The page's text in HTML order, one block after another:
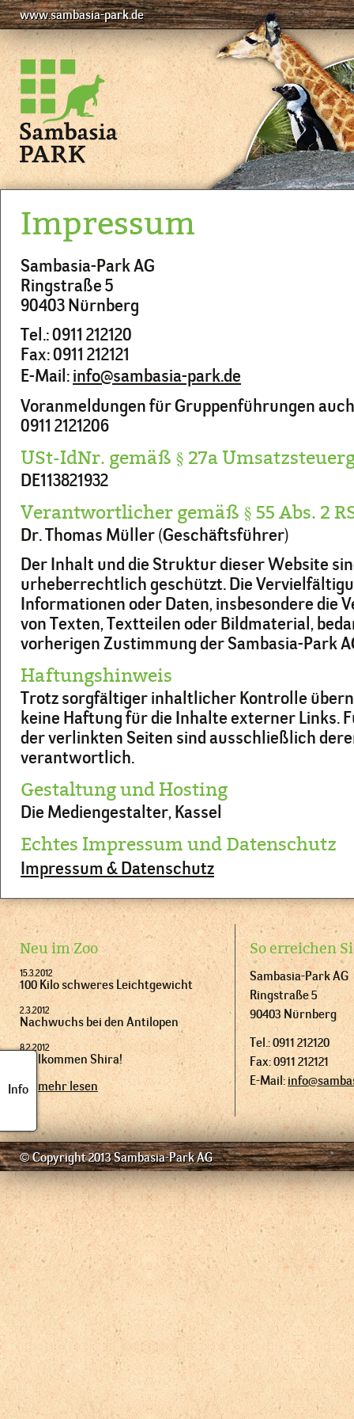
www.sambasia-park.de
Impressum
Sambasia-Park AG
Ringstraße 5
90403 Nürnberg
Tel.: 0911 212120
Fax: 0911 212121
E-Mail: info@sambasia-park.de
Voranmeldungen für Gruppenführungen
0911 2121206
USt-IdNr. gemäß § 27a
DE113821932
Verantwortlicher gemäß § 55 Abs. 2
Dr. Thomas Müller (Geschäftsführer)
Der Inhalt und die Struktur dieser Website
urheberrechtlich geschützt. Die
Informationen oder Daten, insbesondere die
von Texten, Textteilen oder Bildmaterial,
vorherigen Zustimmung der Sambasia-Park
Haftungshinweis
Trotz sorgfältiger inhaltlicher Kontrolle
keine Haftung für die Inhalte externer Links.
der verlinkten Seiten sind ausschließlich
verantwortlich.
Gestaltung und Hosting
Die Mediengestalter, Kassel
Echtes Impressum und Datenschutz
Impressum & Datenschutz
Neu im Zoo
15.3.2012
100 Kilo schweres Leichtgewicht
2.3.2012
Nachwuchs bei den Antilopen
8.2.2012
Willkommen Shira!
mehr lesen
So erreichen
Sambasia-Park AG
Ringstraße 5
90403 Nürnberg
Tel.: 0911 212120
Fax: 0911 212121
E-Mail:
© Copyright 2013 Sambasia-Park AG
Info